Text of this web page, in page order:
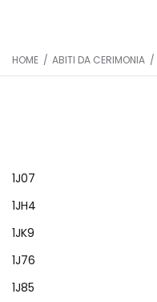
HOME / ABITI DA CERIMONIA /
1J07
1JH4
1JK9
1J76
1J85